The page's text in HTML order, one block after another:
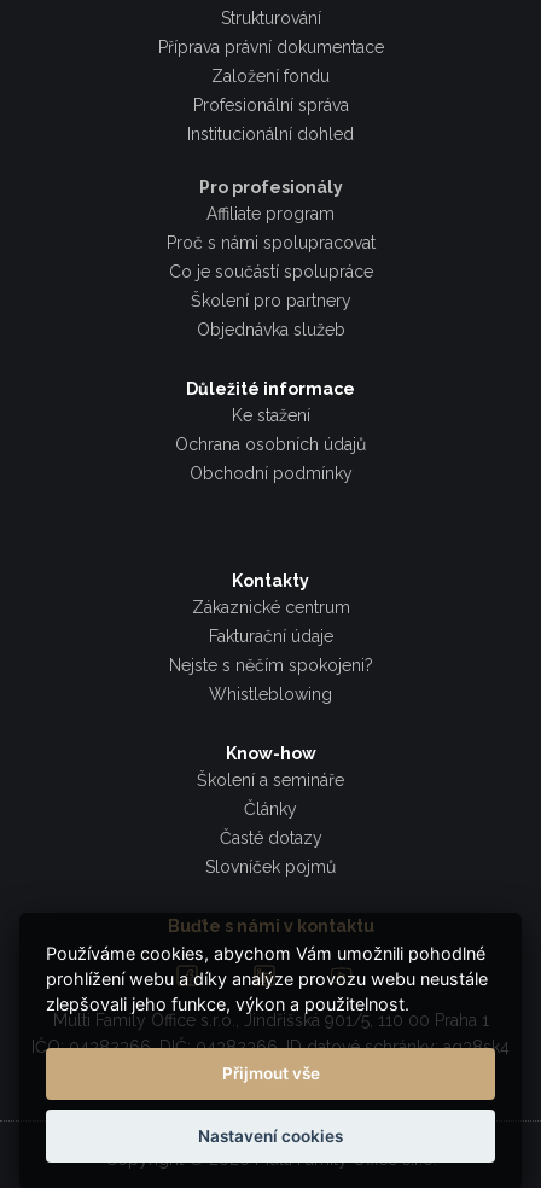
Strukturování
Příprava právní dokumentace
Založení fondu
Profesionální správa
Institucionální dohled
Pro profesionály
Affiliate program
Proč s námi spolupracovat
Co je součástí spolupráce
Školení pro partnery
Objednávka služeb
Důležité informace
Ke stažení
Ochrana osobních údajů
Obchodní podmínky
Kontakty
Zákaznické centrum
Fakturační údaje
Nejste s něčím spokojeni?
Whistleblowing
Know-how
Školení a semináře
Články
Časté dotazy
Slovníček pojmů
Buďte s námi v kontaktu
Multi Family Office s.r.o., Jindřišská 901/5, 110 00 Praha 1
IČO: 04382366, DIČ: 04382366, ID datové schránky: ag38sk4
Copyright © 2026 Multi Family Office s.r.o.
Používáme cookies, abychom Vám umožnili pohodlné
prohlížení webu a díky analýze provozu webu neustále
zlepšovali jeho funkce, výkon a použitelnost.
Přijmout vše
Nastavení cookies